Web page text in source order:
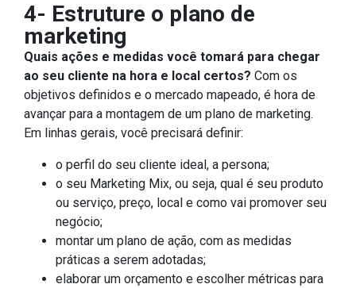
4- Estruture o plano de
marketing
Quais ações e medidas você tomará para chegar
ao seu cliente na hora e local certos? Com os
objetivos definidos e o mercado mapeado, é hora de
avançar para a montagem de um plano de marketing.
Em linhas gerais, você precisará definir:
o perfil do seu cliente ideal, a persona;
o seu Marketing Mix, ou seja, qual é seu produto
ou serviço, preço, local e como vai promover seu
negócio;
montar um plano de ação, com as medidas
práticas a serem adotadas;
elaborar um orçamento e escolher métricas para